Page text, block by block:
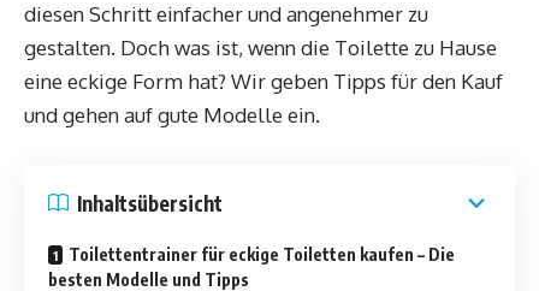
diesen Schritt einfacher und angenehmer zu
gestalten. Doch was ist, wenn die Toilette zu Hause
eine eckige Form hat? Wir geben Tipps für den Kauf
und gehen auf gute Modelle ein.
Inhaltsübersicht
Toilettentrainer für eckige Toiletten kaufen – Die
besten Modelle und Tipps